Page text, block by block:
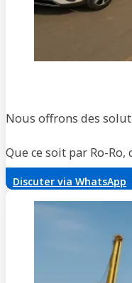
Nous offrons des
Que ce soit par Ro-
Discuter via WhatsApp